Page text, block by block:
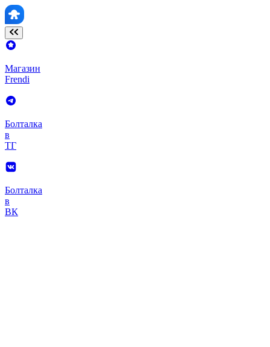
Магазин
Frendi
Болталка
в
ТГ
Болталка
в
ВК